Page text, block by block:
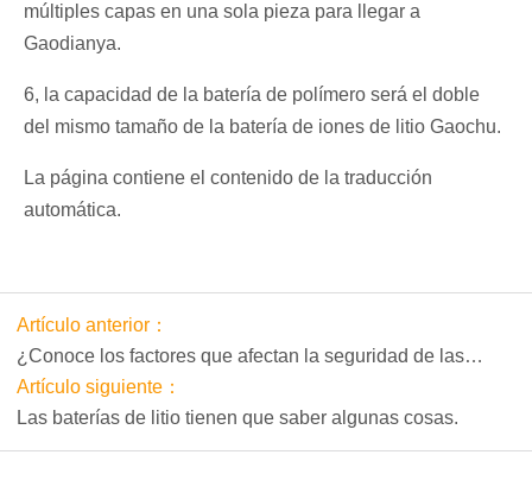
múltiples capas en una sola pieza para llegar a
Gaodianya.
6, la capacidad de la batería de polímero será el doble
del mismo tamaño de la batería de iones de litio Gaochu.
La página contiene el contenido de la traducción
automática.
Artículo anterior：
¿Conoce los factores que afectan la seguridad de las
baterías de litio?
Artículo siguiente：
Las baterías de litio tienen que saber algunas cosas.